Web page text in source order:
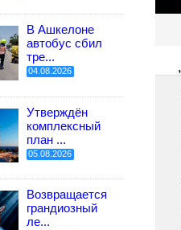
В Ашкелоне
автобус сбил
тре...
04.08.2026
Утверждён
комплексный
план ...
05.08.2026
Возвращается
грандиозный
ле...